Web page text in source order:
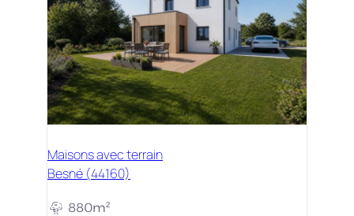
Maisons avec terrain
Besné (44160)
880m²